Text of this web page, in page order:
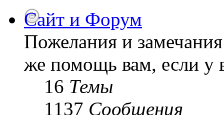
Сайт и Форум
Пожелания и
же помощь вам, если у
16 Темы
1137 Сообщения